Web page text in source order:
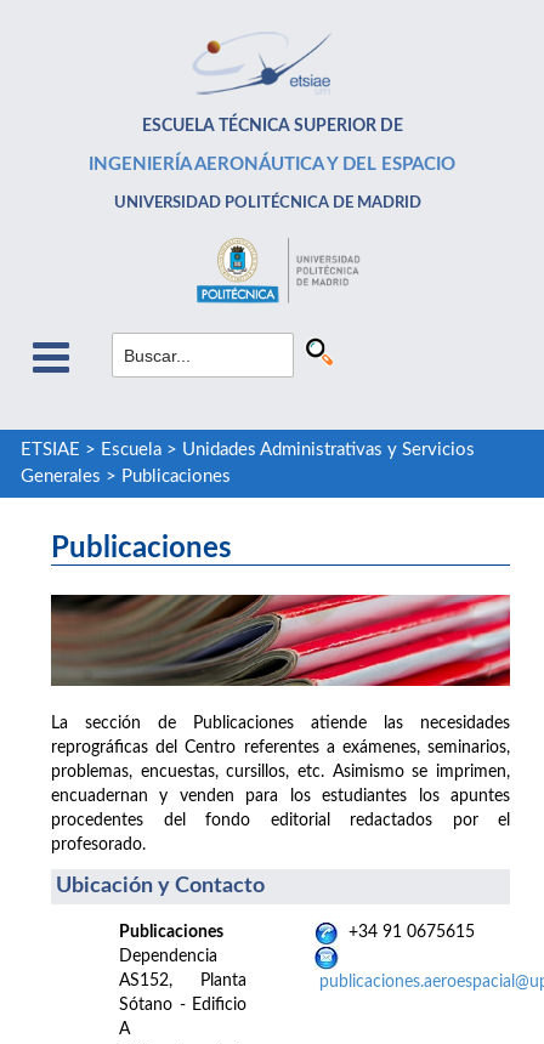
ESCUELA TÉCNICA SUPERIOR DE
INGENIERÍA AERONÁUTICA Y DEL ESPACIO
UNIVERSIDAD POLITÉCNICA DE MADRID
ETSIAE > Escuela> Unidades Administrativas y Servicios
Generales > Publicaciones
Publicaciones
La sección de Publicaciones atiende las necesidades
reprográficas del Centro referentes a exámenes, seminarios,
problemas, encuestas, cursillos, etc. Asimismo se imprimen,
encuadernan y venden para los estudiantes los apuntes
procedentes del fondo editorial redactados por el
profesorado.
Ubicación y Contacto
Publicaciones
Dependencia
AS152, Planta
Sótano - Edificio
A
+34 91 0675615